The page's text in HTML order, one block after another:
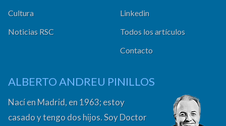
Cultura
Noticias RSC
Linkedin
Todos los artículos
Contacto
ALBERTO ANDREU PINILLOS
Nací en Madrid, en 1963; estoy
casado y tengo dos hijos. Soy Doctor